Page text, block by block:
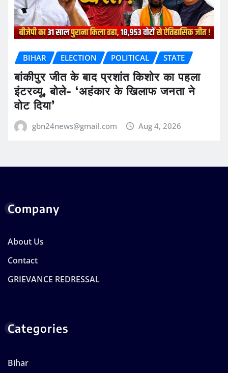
BIHAR ELECTION POLITICAL STATE
बांकीपुर जीत के बाद प्रशांत किशोर का पहला
इंटरव्यू, बोले- ‘अहंकार के खिलाफ जनता ने
वोट दिया’
gbn24news@gmail.com Aug 4, 2026
Company
About Us
Contact
GRIEVANCE REDRESSAL
Categories
Bihar